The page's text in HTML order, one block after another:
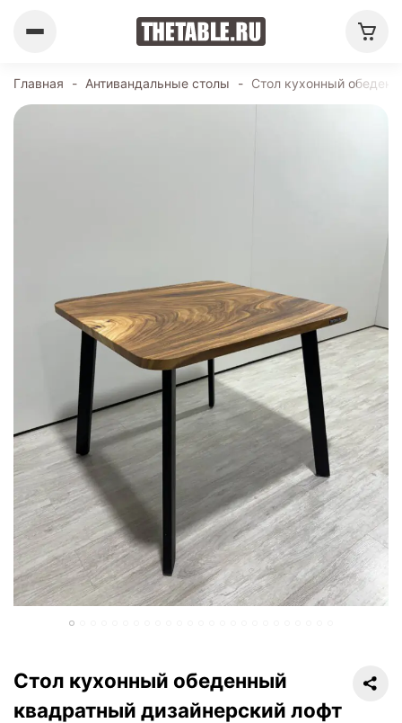
Главная - Антивандальные столы - Стол кухонный
Стол кухонный обеденный
квадратный дизайнерский лофт